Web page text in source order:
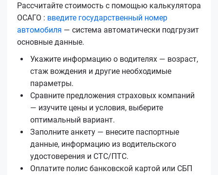
Рассчитайте стоимость с помощью калькулятора
ОСАГО : введите государственный номер
автомобиля — система автоматически подгрузит
основные данные.
Укажите информацию о водителях — возраст,
стаж вождения и другие необходимые
параметры.
Сравните предложения страховых компаний
— изучите цены и условия, выберите
оптимальный вариант.
Заполните анкету — внесите паспортные
данные, информацию из водительского
удостоверения и СТС/ПТС.
Оплатите полис банковской картой или СБП